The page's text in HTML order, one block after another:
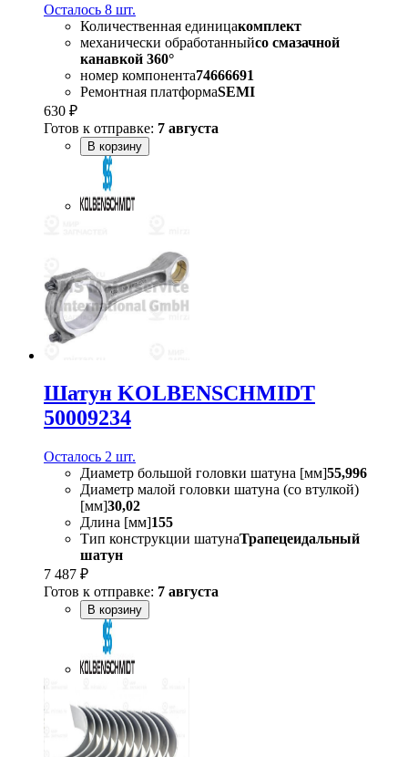
Осталось 8 шт.
Количественная единицакомплект
механически обработанныйсо смазачной
канавкой 360°
номер компонента74666691
Ремонтная платформаSEMI
630 ₽
Готов к отправке: 7 августа
В корзину
Шатун KOLBENSCHMIDT
50009234
Осталось 2 шт.
Диаметр большой головки шатуна [мм]55,996
Диаметр малой головки шатуна (со втулкой)
[мм]30,02
Длина [мм]155
Тип конструкции шатунаТрапецеидальный
шатун
7 487 ₽
Готов к отправке: 7 августа
В корзину